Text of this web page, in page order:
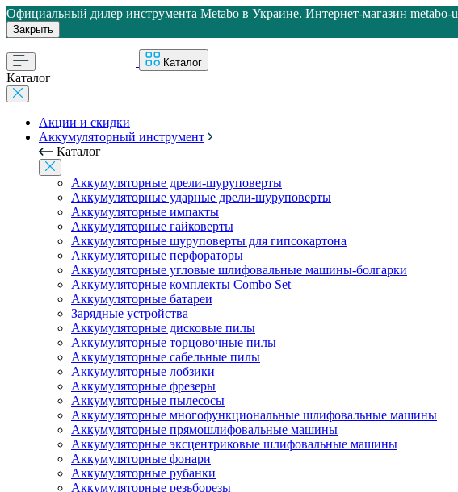
Официальный дилер инструмента Metabo в Украине. Интернет-магазин metabo-
Закрыть
Каталог
Каталог
Акции и скидки
Аккумуляторный инструмент
Каталог
Аккумуляторные дрели-шуруповерты
Аккумуляторные ударные дрели-шуруповерты
Аккумуляторные импакты
Аккумуляторные гайковерты
Аккумуляторные шуруповерты для гипсокартона
Аккумуляторные перфораторы
Аккумуляторные угловые шлифовальные машины-болгарки
Аккумуляторные комплекты Combo Set
Аккумуляторные батареи
Зарядные устройства
Аккумуляторные дисковые пилы
Аккумуляторные торцовочные пилы
Аккумуляторные сабельные пилы
Аккумуляторные лобзики
Аккумуляторные фрезеры
Аккумуляторные пылесосы
Аккумуляторные многофункциональные шлифовальные машины
Аккумуляторные прямошлифовальные машины
Аккумуляторные эксцентриковые шлифовальные машины
Аккумуляторные фонари
Аккумуляторные рубанки
Аккумуляторные резьборезы